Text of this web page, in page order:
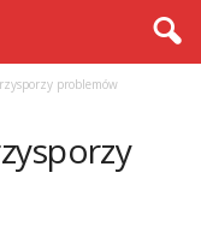
problemów